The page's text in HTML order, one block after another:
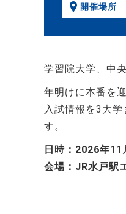
開催場所
学習院大学、中
年明けに本番を
入試情報を3大
す。
日時：2026年
会場：JR水戸駅